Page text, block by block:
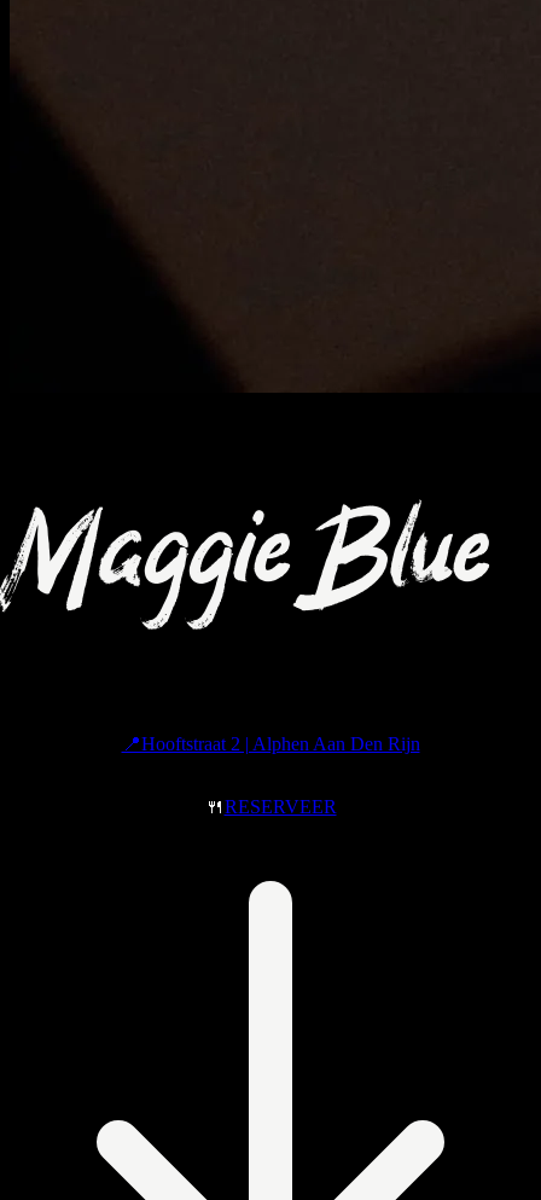
Maggie Blue
📍Hooftstraat 2 | Alphen Aan Den Rijn
🍴RESERVEER